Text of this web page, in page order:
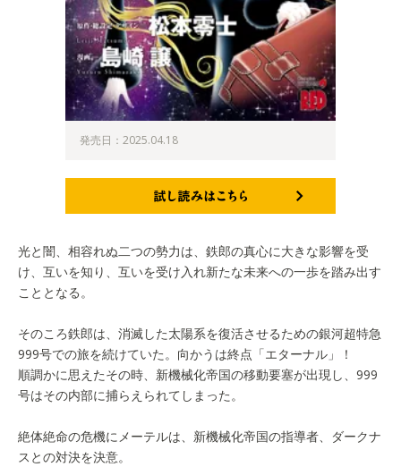
発売日：2025.04.18
光と闇、相容れぬ二つの勢力は、鉄郎の真心に大きな影響を受
け、互いを知り、互いを受け入れ新たな未来への一歩を踏み出す
こととなる。
そのころ鉄郎は、消滅した太陽系を復活させるための銀河超特急
999号での旅を続けていた。向かうは終点「エターナル」！
順調かに思えたその時、新機械化帝国の移動要塞が出現し、999
号はその内部に捕らえられてしまった。
絶体絶命の危機にメーテルは、新機械化帝国の指導者、ダークナ
スとの対決を決意。